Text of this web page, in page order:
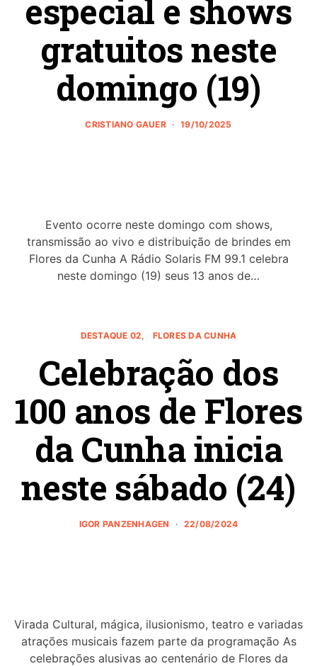
especial e shows
gratuitos neste
domingo (19)
CRISTIANO GAUER 19/10/2025
Evento ocorre neste domingo com shows,
transmissão ao vivo e distribuição de brindes em
Flores da Cunha A Rádio Solaris FM 99.1 celebra
neste domingo (19) seus 13 anos de…
DESTAQUE 02 FLORES DA CUNHA
Celebração dos
100 anos de Flores
da Cunha inicia
neste sábado (24)
IGOR PANZENHAGEN 22/08/2024
Virada Cultural, mágica, ilusionismo, teatro e variadas
atrações musicais fazem parte da programação As
celebrações alusivas ao centenário de Flores da